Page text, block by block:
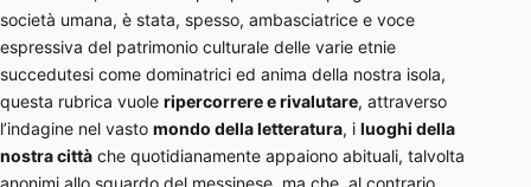
società umana, è stata, spesso, ambasciatrice e voce
espressiva del patrimonio culturale delle varie etnie
succedutesi come dominatrici ed anima della nostra isola,
questa rubrica vuole ripercorrere e rivalutare, attraverso
l’indagine nel vasto mondo della letteratura, i luoghi della
nostra città che quotidianamente appaiono abituali, talvolta